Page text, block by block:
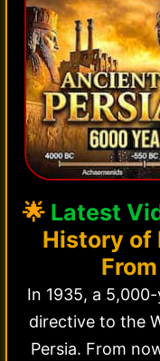
🌟 Latest
History of
In 1935, a
directive to the
Persia. From